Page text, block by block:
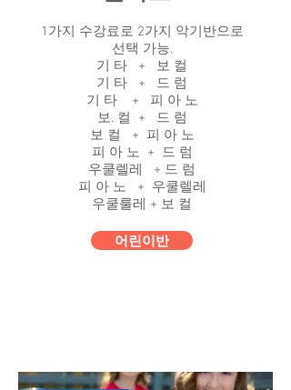
1가지 수강료로 2가지 악기반으로
선택 가능.
​기 타 + 보 컬
기 타 + 드 럼
기 타 + 피 아 노
보. 컬 + 드 럼
보 컬 + 피 아 노
피 아 노 + 드 럼
우쿨렐레 + 드 럼
피 아 노 + 우쿨렐레
우쿨룰레 + 보 컬
어린이반